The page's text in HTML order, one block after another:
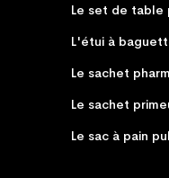
Le set de table
L'étui à
Le sachet
Le sachet
Le sac à pain